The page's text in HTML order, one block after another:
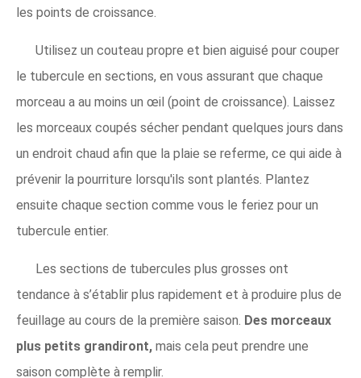
les points de croissance.
Utilisez un couteau propre et bien aiguisé pour couper
le tubercule en sections, en vous assurant que chaque
morceau a au moins un œil (point de croissance). Laissez
les morceaux coupés sécher pendant quelques jours dans
un endroit chaud afin que la plaie se referme, ce qui aide à
prévenir la pourriture lorsqu'ils sont plantés. Plantez
ensuite chaque section comme vous le feriez pour un
tubercule entier.
Les sections de tubercules plus grosses ont
tendance à s’établir plus rapidement et à produire plus de
feuillage au cours de la première saison. Des morceaux
plus petits grandiront, mais cela peut prendre une
saison complète à remplir.